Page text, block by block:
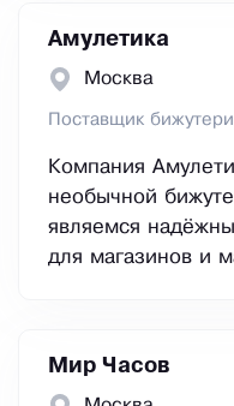
Амулетика
Москва
Поставщик
Компания
необычной
являемся
для магазинов и
Мир Часов